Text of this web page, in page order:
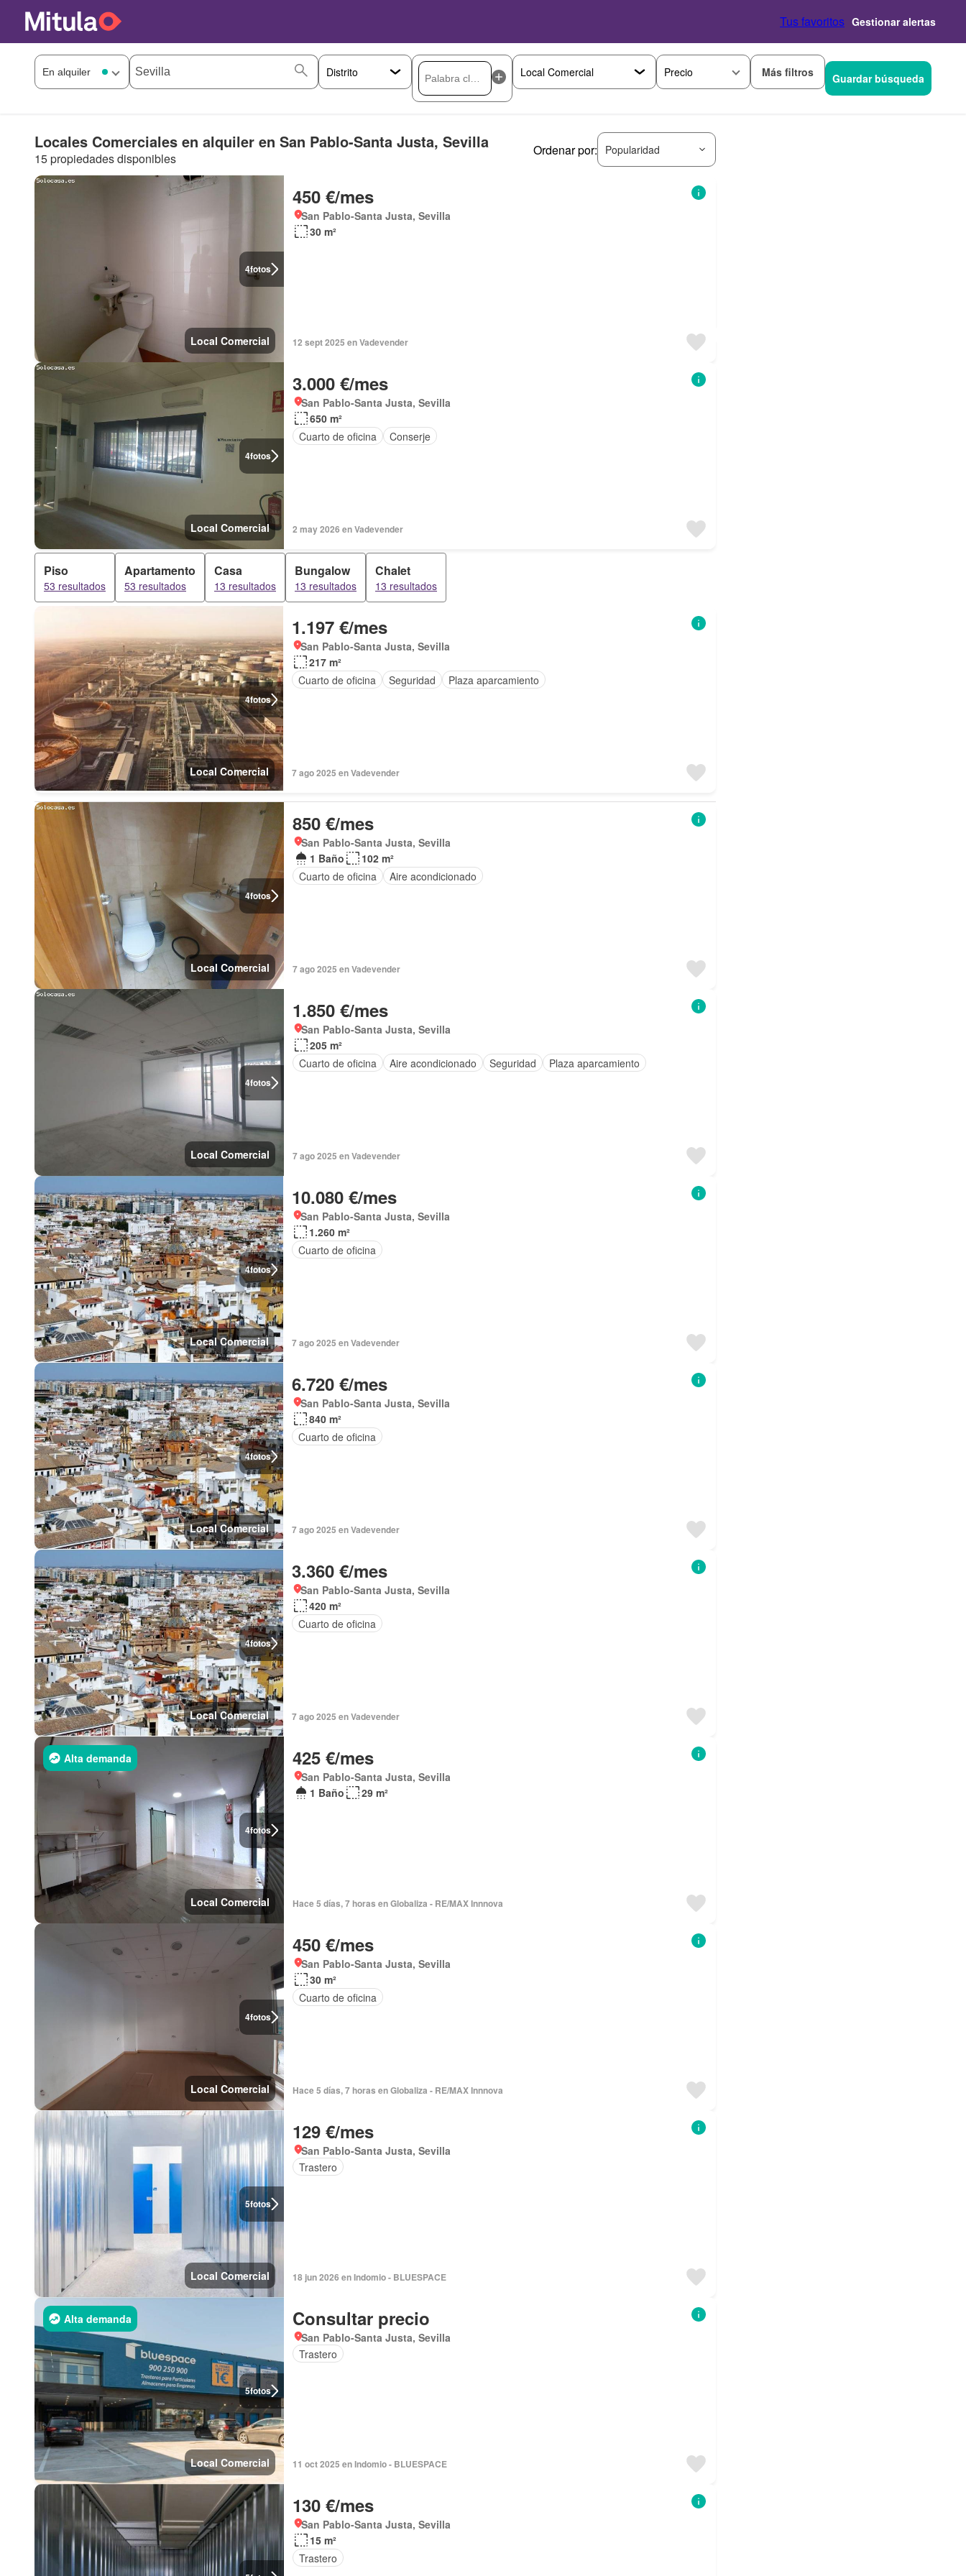
Tus favoritos Gestionar alertas
Precio Más filtros Guardar búsqueda
Locales Comerciales en alquiler en San Pablo-Santa Justa, Sevilla
15 propiedades disponibles
Ordenar por: Popularidad
4fotos
Local Comercial
450 €/mes
San Pablo-Santa Justa, Sevilla
30 m²
12 sept 2025 en Vadevender
4fotos
Local Comercial
3.000 €/mes
San Pablo-Santa Justa, Sevilla
650 m²
Cuarto de oficina
Conserje
2 may 2026 en Vadevender
Piso
53 resultados
Apartamento
53 resultados
Casa
13 resultados
Bungalow
13 resultados
Chalet
13 resultados
4fotos
Local Comercial
1.197 €/mes
San Pablo-Santa Justa, Sevilla
217 m²
Cuarto de oficina
Seguridad Plaza aparcamiento
7 ago 2025 en Vadevender
4fotos
Local Comercial
850 €/mes
San Pablo-Santa Justa, Sevilla
1 Baño
102 m²
Cuarto de oficina
Aire acondicionado
7 ago 2025 en Vadevender
4fotos
Local Comercial
1.850 €/mes
San Pablo-Santa Justa, Sevilla
205 m²
Cuarto de oficina
Aire acondicionado Seguridad Plaza aparcamiento
7 ago 2025 en Vadevender
4fotos
Local Comercial
10.080 €/mes
San Pablo-Santa Justa, Sevilla
1.260 m²
Cuarto de oficina
7 ago 2025 en Vadevender
4fotos
Local Comercial
6.720 €/mes
San Pablo-Santa Justa, Sevilla
840 m²
Cuarto de oficina
7 ago 2025 en Vadevender
4fotos
Local Comercial
3.360 €/mes
San Pablo-Santa Justa, Sevilla
420 m²
Cuarto de oficina
7 ago 2025 en Vadevender
4fotos
Alta demanda
Local Comercial
425 €/mes
San Pablo-Santa Justa, Sevilla
1 Baño
29 m²
Hace 5 días, 7 horas en Globaliza - RE/MAX Innnova
4fotos
Local Comercial
450 €/mes
San Pablo-Santa Justa, Sevilla
30 m²
Cuarto de oficina
Hace 5 días, 7 horas en Globaliza - RE/MAX Innnova
5fotos
Local Comercial
129 €/mes
San Pablo-Santa Justa, Sevilla
Trastero
18 jun 2026 en Indomio - BLUESPACE
5fotos
Alta demanda
Local Comercial
Consultar precio
San Pablo-Santa Justa, Sevilla
Trastero
11 oct 2025 en Indomio - BLUESPACE
130 €/mes
San Pablo-Santa Justa, Sevilla
15 m²
Trastero